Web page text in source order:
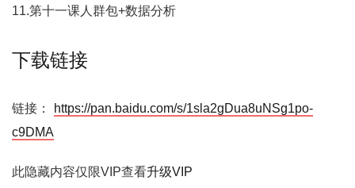
11.第十一课人群包+数据分析
下载链接
链接：
https://pan.baidu.com/s/1sla2gDua8uNSg1po-
c9DMA
此隐藏内容仅限VIP查看升级VIP